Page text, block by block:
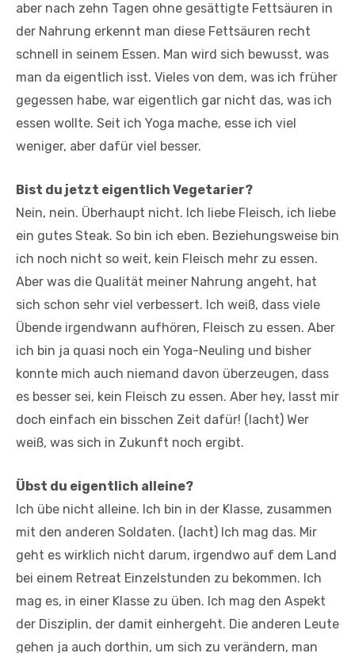
aber nach zehn Tagen ohne gesättigte Fettsäuren in
der Nahrung erkennt man diese Fettsäuren recht
schnell in seinem Essen. Man wird sich bewusst, was
man da eigentlich isst. Vieles von dem, was ich früher
gegessen habe, war eigentlich gar nicht das, was ich
essen wollte. Seit ich Yoga mache, esse ich viel
weniger, aber dafür viel besser.
Bist du jetzt eigentlich Vegetarier?
Nein, nein. Überhaupt nicht. Ich liebe Fleisch, ich liebe
ein gutes Steak. So bin ich eben. Beziehungsweise bin
ich noch nicht so weit, kein Fleisch mehr zu essen.
Aber was die Qualität meiner Nahrung angeht, hat
sich schon sehr viel verbessert. Ich weiß, dass viele
Übende irgendwann aufhören, Fleisch zu essen. Aber
ich bin ja quasi noch ein Yoga-Neuling und bisher
konnte mich auch niemand davon überzeugen, dass
es besser sei, kein Fleisch zu essen. Aber hey, lasst mir
doch einfach ein bisschen Zeit dafür! (lacht) Wer
weiß, was sich in Zukunft noch ergibt.
Übst du eigentlich alleine?
Ich übe nicht alleine. Ich bin in der Klasse, zusammen
mit den anderen Soldaten. (lacht) Ich mag das. Mir
geht es wirklich nicht darum, irgendwo auf dem Land
bei einem Retreat Einzelstunden zu bekommen. Ich
mag es, in einer Klasse zu üben. Ich mag den Aspekt
der Disziplin, der damit einhergeht. Die anderen Leute
gehen ja auch dorthin, um sich zu verändern, man